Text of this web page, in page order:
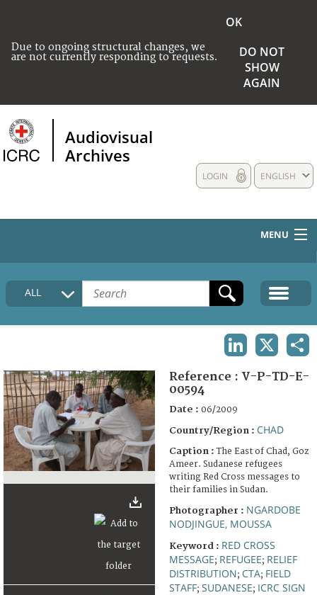
Due to ongoing structural changes, we
are not currently responding to requests.
OK
DO NOT
SHOW
AGAIN
Audiovisual
Archives
ENGLISH
LOGIN
MENU
HOME
COLLECTIONS DESCRIPTION
FAQ
ALL
Reference : V-P-TD-E-
00594
Date : 06/2009
Country/Region : CHAD
Caption :The East of Chad, Goz
Ameer. Sudanese refugees
writing Red Cross messages to
their families in Sudan.
Photographer : NGARDOBE
NODJINGUE, MOUSSA
Keyword : RED CROSS
MESSAGE; REFUGEE; RELIEF
DISTRIBUTION; CTA; FIELD
STAFF; SUDANESE; ICRC SIGN